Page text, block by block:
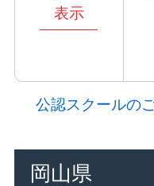
表示
公認スクールの
岡山県